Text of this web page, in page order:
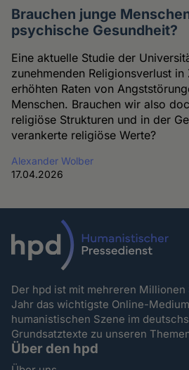
Brauchen junge
psychische Gesundheit?
Eine aktuelle Studie der
zunehmenden Religionsverlust
erhöhten Raten von
Menschen. Brauchen wir also
religiöse Strukturen und in der
verankerte religiöse Werte?
Alexander Wolber
17.04.2026
Der hpd ist mit mehreren
Jahr das wichtigste Online-
humanistischen Szene im
Grundsatztexte zu unseren
Über den hpd